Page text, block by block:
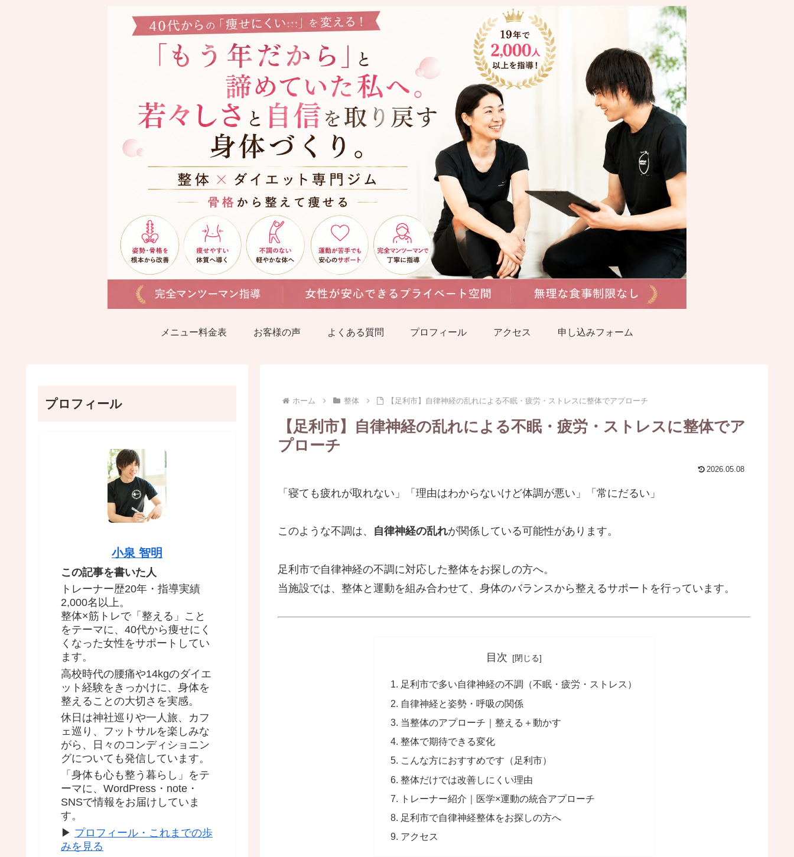
メニュー料金表 お客様の声 よくある質問 プロフィール アクセス 申し込みフォーム
ホーム 整体 【足利市】自律神経の乱れによる不眠・疲労・ストレスに整体でアプローチ
【足利市】自律神経の乱れによる不眠・疲労・ストレスに整体でア
プローチ
2026.05.08
「寝ても疲れが取れない」「理由はわからないけど体調が悪い」「常にだるい」
このような不調は、 自律神経の乱れが関係している可能性があります。
足利市で自律神経の不調に対応した整体をお探しの方へ。
当施設では、整体と運動を組み合わせて、身体のバランスから整えるサポートを行っています。
目次
足利市で多い自律神経の不調（不眠・疲労・ストレス）
自律神経と姿勢・呼吸の関係
当整体のアプローチ｜整える＋動かす
整体で期待できる変化
こんな方におすすめです（足利市）
整体だけでは改善しにくい理由
トレーナー紹介｜医学×運動の統合アプローチ
足利市で自律神経整体をお探しの方へ
アクセス
プロフィール
小泉 智明
この記事を書いた人
トレーナー歴20年・指導実績
2,000名以上。
整体×筋トレで「整える」こと
をテーマに、40代から痩せにく
くなった女性をサポートしてい
ます。
高校時代の腰痛や14kgのダイエ
ット経験をきっかけに、身体を
整えることの大切さを実感。
休日は神社巡りや一人旅、カフ
ェ巡り、フットサルを楽しみな
がら、日々のコンディショニン
グについても発信しています。
「身体も心も整う暮らし」をテ
ーマに、WordPress・note・
SNSで情報をお届けしていま
す。
▶ プロフィール・これまでの歩
みを見る